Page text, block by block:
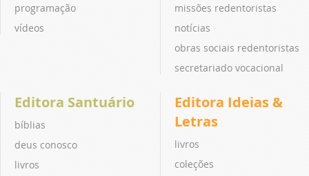
programação
vídeos
missões redentoristas
notícias
obras sociais redentoristas
secretariado vocacional
Editora Santuário
bíblias
deus conosco
livros
Editora Ideias &
Letras
livros
coleções